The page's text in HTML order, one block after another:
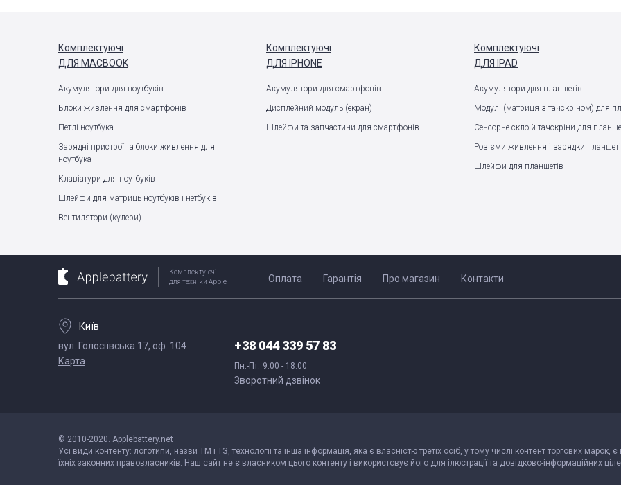
Комплектуючі
ДЛЯ MACBOOK
Акумулятори для ноутбуків
Блоки живлення для смартфонів
Петлі ноутбука
Зарядні пристрої та блоки живлення для
ноутбука
Клавіатури для ноутбуків
Шлейфи для матриць ноутбуків і нетбуків
Вентилятори (кулери)
Комплектуючі
ДЛЯ IPHONE
Акумулятори для смартфонів
Дисплейний модуль (екран)
Шлейфи та запчастини для смартфонів
Комплектуючі
ДЛЯ IPAD
Акумулятори для планшетів
Модулі (матриця з тачскріном) для
Сенсорне скло й тачскріни для
Роз'єми живлення і зарядки
Шлейфи для планшетів
Комплектуючі
для техніки Apple
Оплата Гарантія Про магазин Контакти
Київ
вул. Голосіївська 17, оф. 104
Карта
+38 044 339 57 83
Пн.-Пт. 9:00 - 18:00
Зворотний дзвінок
© 2010-2020. Applebattery.net
Усі види контенту: логотипи, назви ТМ і ТЗ, технології та інша інформація, яка є власністю третіх осіб, у тому числі контент торгових марок,
їхніх законних правовласників. Наш сайт не є власником цього контенту і використовує його для ілюстрації та довідково-інформаційних